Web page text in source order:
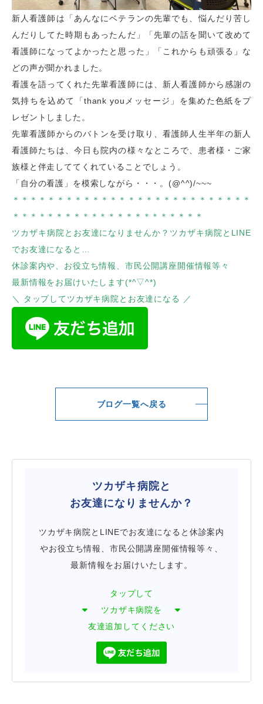
新人看護師は「あんなにベテランの先輩でも、悩んだり苦し
んだりしてた時期もあったんだ」「先輩の話を聞いて改めて
看護師になってよかったと思った」「これからも頑張る」な
どの声が聞かれました。
看護を語ってくれた先輩看護師には、新人看護師から感謝の
気持ちを込めて「thank youメッセージ」を集めた色紙をプ
レゼントしました。
先輩看護師からのバトンを受け取り、看護師人生半年の新人
看護師たちは、今日も院内の様々なところで、患者様・ご家
族様と伴走しててくれていることでしょう。
「自分の看護」を模索しながら・・・。(@^^)/~~~
＊＊＊＊＊＊＊＊＊＊＊＊＊＊＊＊＊＊＊＊＊＊＊＊＊＊＊
＊＊＊＊＊＊＊＊＊＊＊＊＊＊＊＊＊＊＊＊＊＊
ツカザキ病院とお友達になりませんか？ツカザキ病院とLINE
でお友達になると…
休診案内や、お役立ち情報、市民公開講座開催情報等々
最新情報をお届けいたします(*^▽^*)
＼ タップしてツカザキ病院とお友達になる ／
ブログ一覧へ戻る
ツカザキ病院と
お友達になりませんか？
ツカザキ病院とLINEでお友達になると休診案内
やお役立ち情報、市民公開講座開催情報等々、
最新情報をお届けいたします。
タップして
ツカザキ病院を
友達追加してください